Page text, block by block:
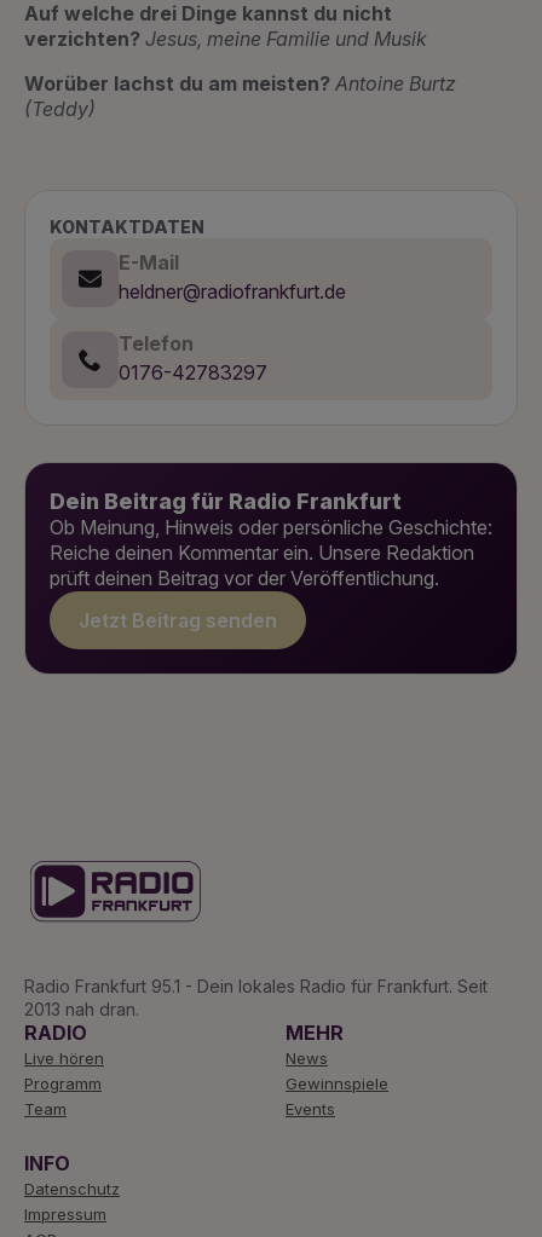
Auf welche drei Dinge kannst du nicht
verzichten? Jesus, meine Familie und Musik
Worüber lachst du am meisten? Antoine Burtz
(Teddy)
KONTAKTDATEN
E-Mail
heldner@radiofrankfurt.de
Telefon
0176-42783297
Dein Beitrag für Radio Frankfurt
Ob Meinung, Hinweis oder persönliche Geschichte:
Reiche deinen Kommentar ein. Unsere Redaktion
prüft deinen Beitrag vor der Veröffentlichung.
Jetzt Beitrag senden
Radio Frankfurt 95.1 - Dein lokales Radio für Frankfurt. Seit
2013 nah dran.
RADIO
Live hören
Programm
Team
MEHR
News
Gewinnspiele
Events
INFO
Datenschutz
Impressum